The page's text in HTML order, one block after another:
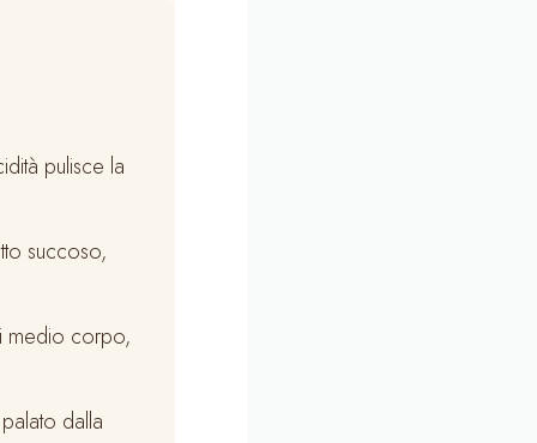
pulisce la
succoso,
corpo,
dalla